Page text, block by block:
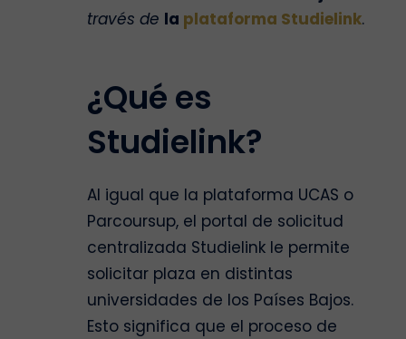
través de la plataforma Studielink.
¿Qué es
Studielink?
Al igual que la plataforma UCAS o
Parcoursup, el portal de solicitud
centralizada Studielink le permite
solicitar plaza en distintas
universidades de los Países Bajos.
Esto significa que el proceso de